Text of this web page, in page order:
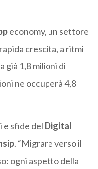
economy, un settore
crescita, a ritmi
già 1,8 milioni di
ne occuperà 4,8
e sfide del Digital
. “Migrare verso il
ogni aspetto della